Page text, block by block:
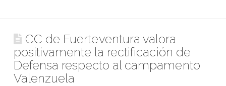
CC de Fuerteventura valora
positivamente la rectificación de
Defensa respecto al campamento
Valenzuela